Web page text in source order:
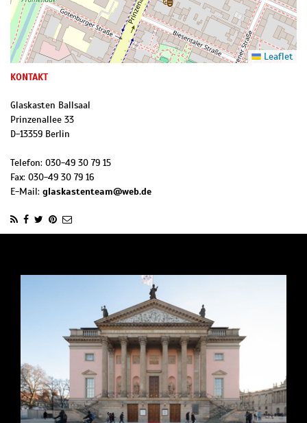
Leaflet
KONTAKT
Glaskasten Ballsaal
Prinzenallee 33
D-13359 Berlin
Telefon: 030-49 30 79 15
Fax: 030-49 30 79 16
E-Mail: glaskastenteam@web.de